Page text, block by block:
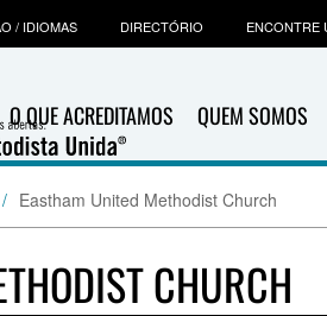
O QUE ACREDITAMOS QUEM SOMOS
/ IDIOMAS DIRECTÓRIO ENCONTRE
Eastham United Methodist Church
CHURCH